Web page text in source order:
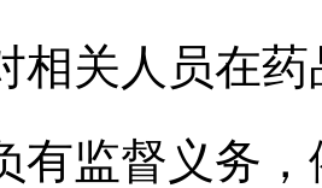
相关人员在
有监督义务